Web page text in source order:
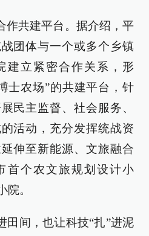
作共建平台。据介绍，平
团体与一个或多个乡镇
建立紧密合作关系，形
士农场”的共建平台，针
民主监督、社会服务、
活动，充分发挥统战资
伸至新能源、文旅融合
首个农文旅规划设计小
院。
田间，也让科技“扎”进泥